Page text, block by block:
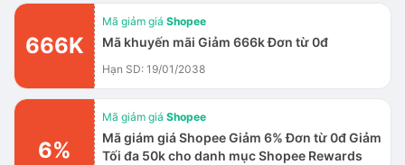
666K
Mã giảm giá Shopee
Mã khuyến mãi Giảm 666k Đơn từ 0đ
Hạn SD: 19/01/2038
6%
Mã giảm giá Shopee
Mã giám giá Shopee Giảm 6% Đơn từ 0đ Giảm
Tối đa 50k cho danh mục Shopee Rewards